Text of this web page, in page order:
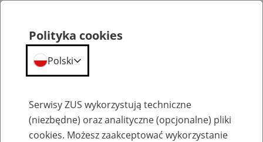
Emerytury
Polityka cookies
Polski
Serwisy ZUS wykorzystują techniczne
(niezbędne) oraz analityczne (opcjonalne) pliki
cookies. Możesz zaakceptować wykorzystanie